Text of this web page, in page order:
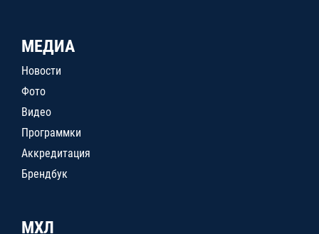
МЕДИА
Новости
Фото
Видео
Программки
Аккредитация
Брендбук
МХЛ